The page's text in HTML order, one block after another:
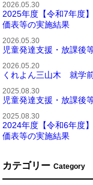
2026.05.30
2025年度【令和7年度
価表等の実施結果
2026.05.30
児童発達支援・放課後
2026.05.20
くれよん三山木 就学
2025.08.30
児童発達支援・放課後
2025.08.30
2024年度【令和6年度
価表等の実施結果
カテゴリー Category